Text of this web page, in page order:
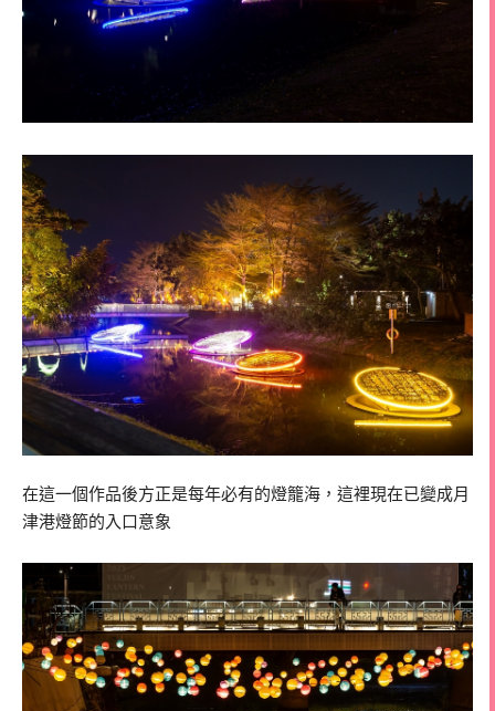
在這一個作品後方正是每年必有的燈籠海，這裡現在已變成月
津港燈節的入口意象